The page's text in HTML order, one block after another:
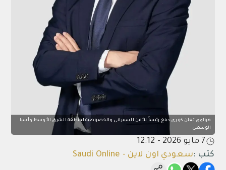
هواوي تعيّن كوري دينغ رئيساً للأمن السيبراني والخصوصية لمنطقة الشرق الأوسط وآسيا
الوسطى
7 مايو 2026 - 12:12
كتب :سعودي اون لاين - Saudi Online